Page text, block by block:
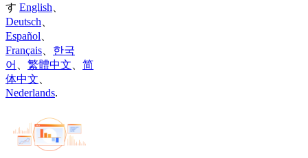
す English
Deutsch
Español
Français
한국
어
繁體中文
简
体中文
Nederlands.